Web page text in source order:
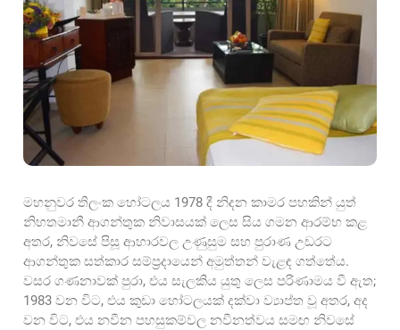
මහනුවර තිලංක හෝටලය 1978 දී නිදන කාමර පහකින් යුත්
නිහතමානී ආගන්තුක නිවාසයක් ලෙස සිය ගමන ආරම්භ කළ
අතර, නිවසේ පිසූ ආහාරවල උණුසුම සහ පුරාණ උඩරට
ආගන්තුක සත්කාර සම්ප්‍රදායෙන් අමුත්තන් වැළඳ ගත්තේය.
වසර ගණනාවක් පුරා, එය සැලකිය යුතු ලෙස පරිණාමය වී ඇත;
1983 වන විට, එය කුඩා හෝටලයක් දක්වා ව්‍යාප්ත වූ අතර, අද
වන විට, එය නවීන පහසුකම්වල නවීනත්වය සමඟ නිවසේ